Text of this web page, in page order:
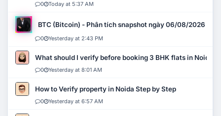
0 Today at 5:37 AM
BTC (Bitcoin) - Phân tích snapshot ngày 06/08/2026
0 Yesterday at 2:43 PM
What should I verify before booking 3 BHK flats in Noida?
0 Yesterday at 8:01 AM
How to Verify property in Noida Step by Step
0 Yesterday at 6:57 AM